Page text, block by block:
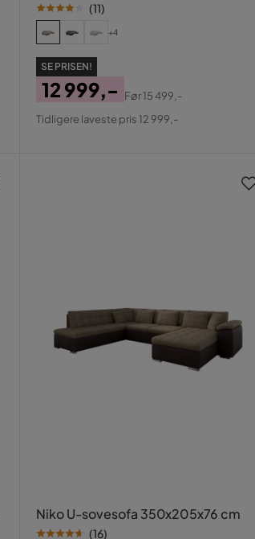
(11)
+4
SE PRISEN!
Pris
12 999,-
Original
Før15 499,-
Tidligere laveste pris 12 999,-
Niko U-sovesofa 350x205x76 cm
(16)